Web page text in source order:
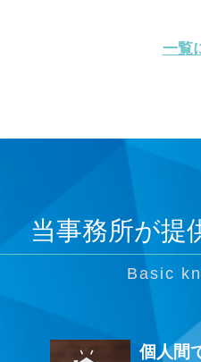
一覧
当事務所が提
個人間